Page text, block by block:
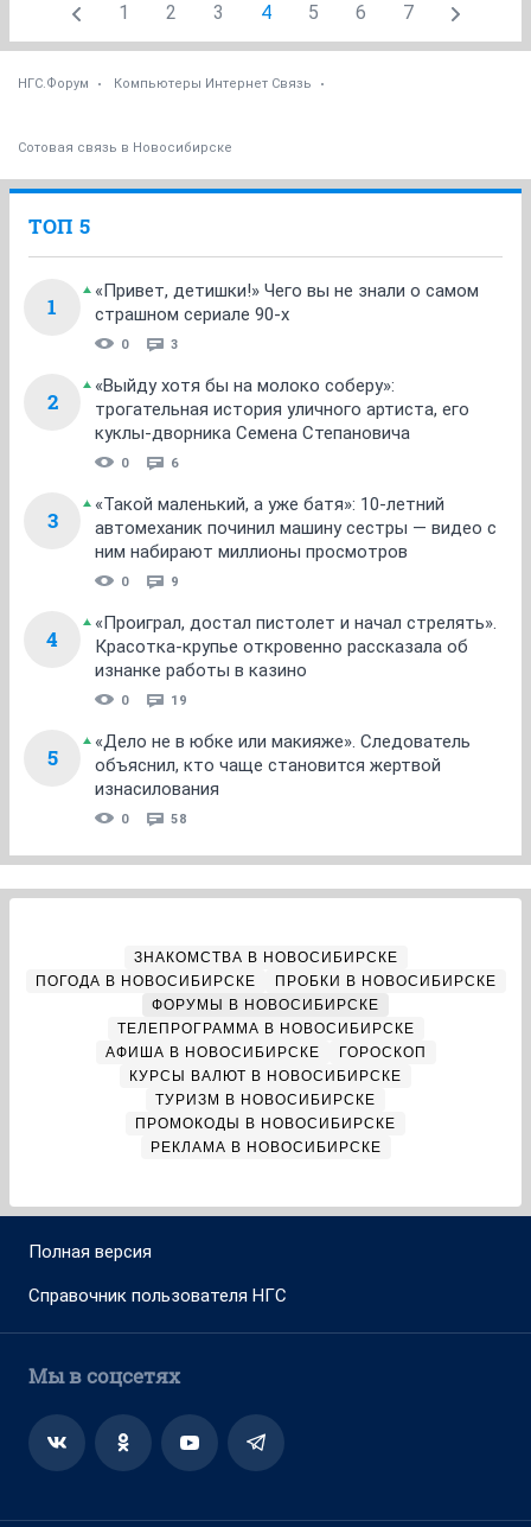
1 2 3 4 5 6 7
НГС.Форум Компьютеры Интернет Связь
Сотовая связь в Новосибирске
ТОП 5
1
«Привет, детишки!» Чего вы не знали о самом
страшном сериале 90-х
0 3
2
«Выйду хотя бы на молоко соберу»:
трогательная история уличного артиста, его
куклы-дворника Семена Степановича
0 6
3
«Такой маленький, а уже батя»: 10-летний
автомеханик починил машину сестры — видео с
ним набирают миллионы просмотров
0 9
4
«Проиграл, достал пистолет и начал стрелять».
Красотка-крупье откровенно рассказала об
изнанке работы в казино
0 19
5
«Дело не в юбке или макияже». Следователь
объяснил, кто чаще становится жертвой
изнасилования
0 58
ЗНАКОМСТВА В НОВОСИБИРСКЕ
ПОГОДА В НОВОСИБИРСКЕ
ПРОБКИ В НОВОСИБИРСКЕ
ФОРУМЫ В НОВОСИБИРСКЕ
ТЕЛЕПРОГРАММА В НОВОСИБИРСКЕ
АФИША В НОВОСИБИРСКЕ
ГОРОСКОП
КУРСЫ ВАЛЮТ В НОВОСИБИРСКЕ
ТУРИЗМ В НОВОСИБИРСКЕ
ПРОМОКОДЫ В НОВОСИБИРСКЕ
РЕКЛАМА В НОВОСИБИРСКЕ
Полная версия
Справочник пользователя НГС
Мы в соцсетях